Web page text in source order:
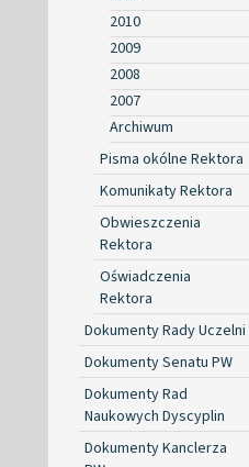
2010
2009
2008
2007
Archiwum
Pisma okólne Rektora
Komunikaty Rektora
Obwieszczenia
Rektora
Oświadczenia
Rektora
Dokumenty Rady Uczelni
Dokumenty Senatu PW
Dokumenty Rad
Naukowych Dyscyplin
Dokumenty Kanclerza